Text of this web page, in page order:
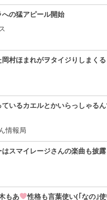
の猛アピール開始
村ほまれがヲタイジりしまくる
いるカエルとかいらっしゃる
情報局
スマイレージさんの楽曲も披
もあ
性格も言葉使い(｢なの｣